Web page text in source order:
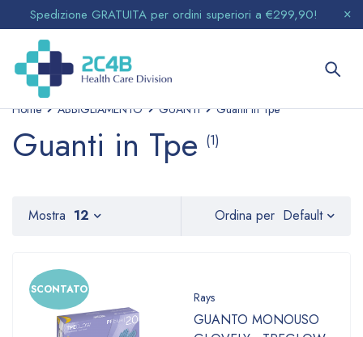
Spedizione GRATUITA per ordini superiori a €299,90!
Home ABBIGLIAMENTO GUANTI Guanti in Tpe
Guanti in Tpe (1)
Ordina per Default
Mostra 12
SCONTATO Rays
GUANTO MONOUSO